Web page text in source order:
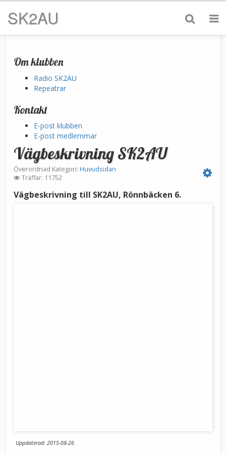
SK2AU
Om klubben
Radio SK2AU
Repeatrar
Kontakt
E-post klubben
E-post medlemmar
Vägbeskrivning SK2AU
Överordnad Kategori: Huvudsidan
Träffar: 11752
Vägbeskrivning till SK2AU, Rönnbäcken 6.
Uppdaterad: 2015-08-26